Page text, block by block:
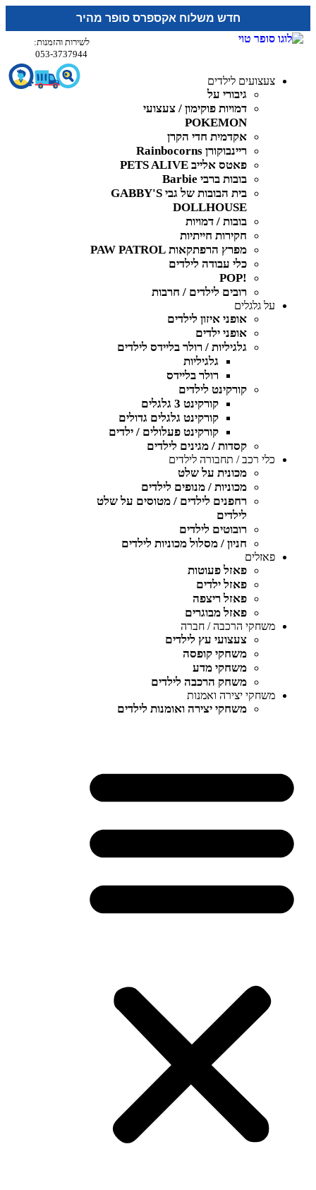
חדש משלוח אקספרס סופר מהיר
לשירות והזמנות:
053-3737944
צעצועים לילדים
גיבורי על
דמויות פוקימון / צעצועי
POKEMON
אקדמית חדי הקרן
ריינבוקורן Rainbocorns
פאטס אלייב PETS ALIVE
בובות ברבי Barbie
בית הבובות של גבי GABBY'S
DOLLHOUSE
בובות / דמויות
חקירות חייתיות
מפרץ הרפתקאות PAW PATROL
כלי עבודה לילדים
!POP
רובים לילדים / חרבות
על גלגלים
אופני איזון לילדים
אופני ילדים
גלגיליות / רולר בליידס לילדים
גלגיליות
רולר בליידס
קורקינט לילדים
קורקינט 3 גלגלים
קורקינט גלגלים גדולים
קורקינט פעלולים / ילדים
קסדות / מגינים לילדים
כלי רכב / תחבורה לילדים
מכונית על שלט
מכוניות / מנופים לילדים
רחפנים לילדים / מטוסים על שלט
לילדים
רובוטים לילדים
חניון / מסלול מכוניות לילדים
פאזלים
פאזל פעוטות
פאזל ילדים
פאזל ריצפה
פאזל מבוגרים
משחקי הרכבה / חברה
צעצועי עץ לילדים
משחקי קופסה
משחקי מדע
משחק הרכבה לילדים
משחקי יצירה ואמנות
משחקי יצירה ואומנות לילדים